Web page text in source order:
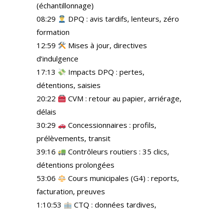
(échantillonnage)
08:29
DPQ : avis tardifs, lenteurs, zéro
formation
12:59
Mises à jour, directives
d’indulgence
17:13
Impacts DPQ : pertes,
détentions, saisies
20:22
CVM : retour au papier, arriérage,
délais
30:29
Concessionnaires : profils,
prélèvements, transit
39:16
Contrôleurs routiers : 35 clics,
détentions prolongées
53:06
Cours municipales (G4) : reports,
facturation, preuves
1:10:53
CTQ : données tardives,